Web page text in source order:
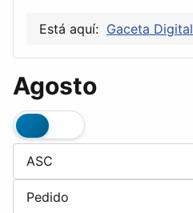
Está aquí: Gaceta Digital
Agosto